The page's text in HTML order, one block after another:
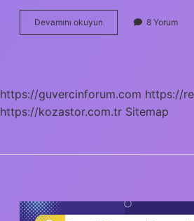
Devamını okuyun
Dini
8 Yorum
https://guvercinforum.com https://
https://kozastor.com.tr Sitemap
SIDEBAR